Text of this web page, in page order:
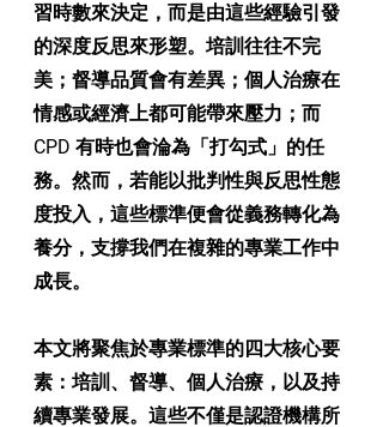
習時數來決定，而是由這些經驗引發
的深度反思來形塑。培訓往往不完
美；督導品質會有差異；個人治療在
情感或經濟上都可能帶來壓力；而
CPD 有時也會淪為「打勾式」的任
務。然而，若能以批判性與反思性態
度投入，這些標準便會從義務轉化為
養分，支撐我們在複雜的專業工作中
成長。
本文將聚焦於專業標準的四大核心要
素： 培訓、督導、個人治療，以及持
續專業發展。這些不僅是認證機構所